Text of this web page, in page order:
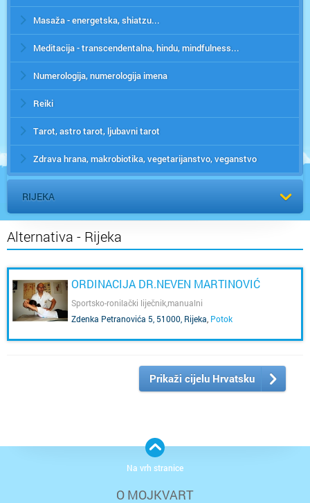
Masaža - energetska, shiatzu...
Meditacija - transcendentalna, hindu, mindfulness...
Numerologija, numerologija imena
Reiki
Tarot, astro tarot, ljubavni tarot
Zdrava hrana, makrobiotika, vegetarijanstvo, veganstvo
RIJEKA
Alternativa - Rijeka
ORDINACIJA DR.NEVEN MARTINOVIĆ
Sportsko-ronilački liječnik,manualni
terapeut,podolog,ultrasonolog
Zdenka Petranovića 5, 51000, Rijeka Potok
Prikaži cijelu Hrvatsku
O MOJKVART
Na vrh stranice